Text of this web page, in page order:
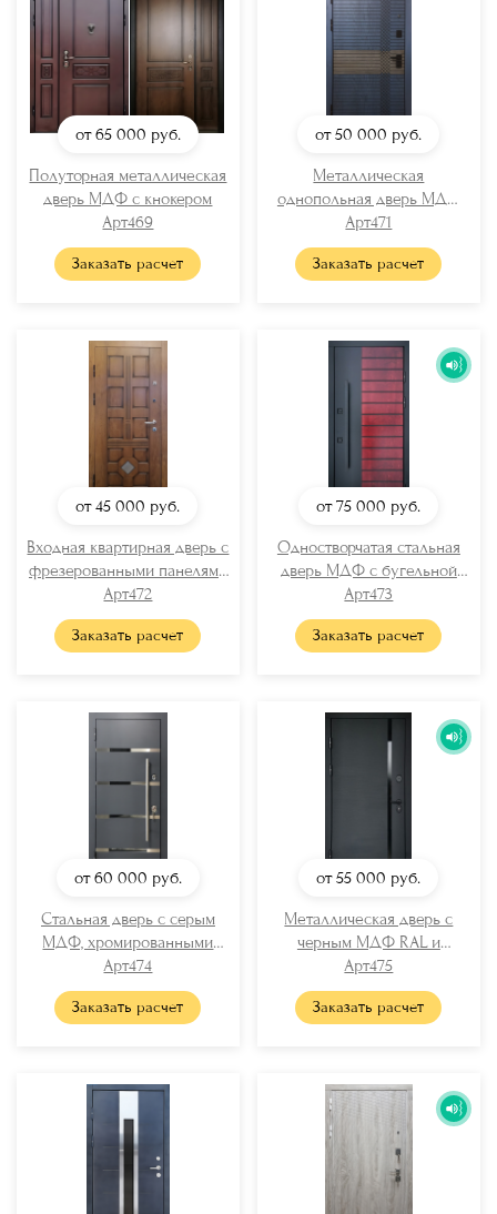
от 65 000 руб.
Полуторная металлическая
дверь МДФ с кнокером
Арт469
Заказать расчет
от 50 000 руб.
Металлическая
однопольная дверь МДФ
RAL
Арт471
Заказать расчет
от 45 000 руб.
Входная квартирная дверь с
фрезерованными панелями
МДФ
Арт472
Заказать расчет
от 75 000 руб.
Одностворчатая стальная
дверь МДФ с бугельной
ручкой
Арт473
Заказать расчет
от 60 000 руб.
Стальная дверь с серым
МДФ, хромированными
вставками и бугельной
ручкой
Арт474
Заказать расчет
от 55 000 руб.
Металлическая дверь с
черным МДФ RAL и
вертикальной стеклянной
полосой
Арт475
Заказать расчет